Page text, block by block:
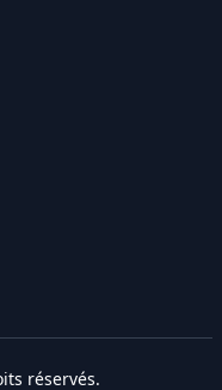
réservés.